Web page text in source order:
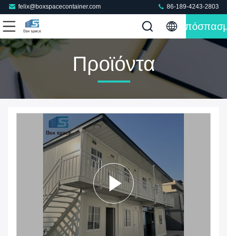
felix@boxspacecontainer.com 86-189-4243-2803
Προϊόντα